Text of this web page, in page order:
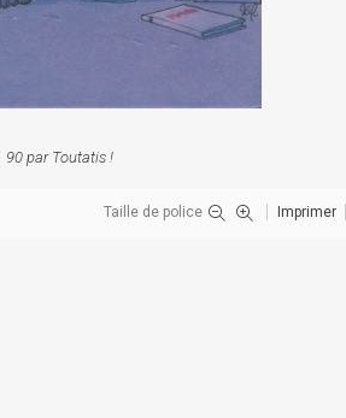
90 par Toutatis !
Taille de police Imprimer